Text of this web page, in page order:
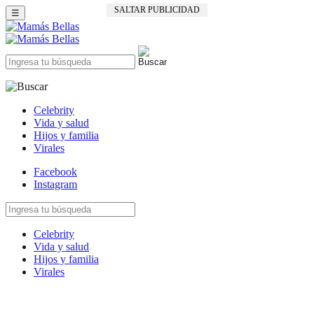
SALTAR PUBLICIDAD
☰
Celebrity
Vida y salud
Hijos y familia
Virales
Facebook
Instagram
Celebrity
Vida y salud
Hijos y familia
Virales